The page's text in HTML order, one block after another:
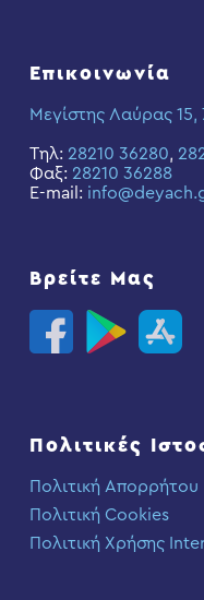
Επικοινωνία
Μεγίστης Λαύρας
Τηλ: 28210 36280,
Φαξ: 28210 36288
E-mail:
Βρείτε Μας
Πολιτικές
Πολιτική Απορρήτου
Πολιτική Cookies
Πολιτική Χρήσης